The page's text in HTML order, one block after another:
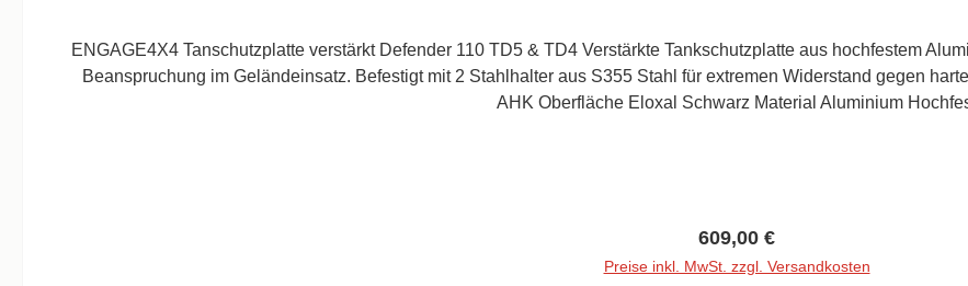
ENGAGE4X4 Tanschutzplatte verstärkt Defender 110 TD5 & TD4 Verstärkte Tankschutzplatte aus hochfestem
Beanspruchung im Geländeinsatz. Befestigt mit 2 Stahlhalter aus S355 Stahl für extremen Widerstand gegen harte Schläge.Informationen:
AHK Oberfläche Eloxal Schwarz Material Aluminium
Regulärer Preis:
609,00 €
Preise inkl. MwSt. zzgl. Versandkosten
In den Warenkorb